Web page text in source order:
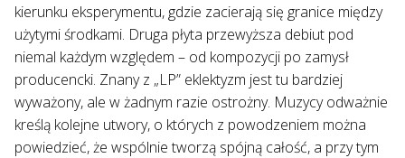
kierunku eksperymentu, gdzie zacierają się granice między
użytymi środkami. Druga płyta przewyższa debiut pod
niemal każdym względem – od kompozycji po zamysł
producencki. Znany z „LP” eklektyzm jest tu bardziej
wyważony, ale w żadnym razie ostrożny. Muzycy odważnie
kreślą kolejne utwory, o których z powodzeniem można
powiedzieć, że wspólnie tworzą spójną całość, a przy tym